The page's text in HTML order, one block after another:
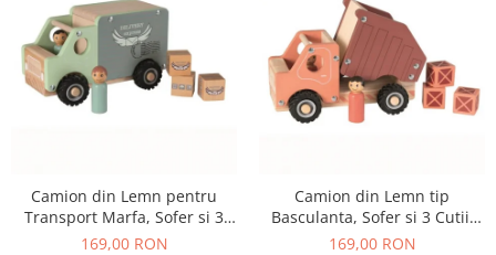
Camion din Lemn pentru
Transport Marfa, Sofer si 3
Colete, 18+ Luni
169,00 RON
Camion din Lemn tip
Basculanta, Sofer si 3 Cutii,
18+ Luni
169,00 RON